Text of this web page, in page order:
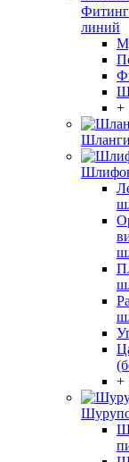
линий
+
Шланги
+